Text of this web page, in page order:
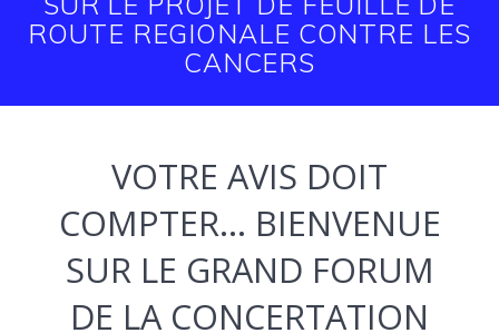
ROUTE REGIONALE CONTRE LES
CANCERS
VOTRE AVIS DOIT
COMPTER… BIENVENUE
SUR LE GRAND FORUM
DE LA CONCERTATION